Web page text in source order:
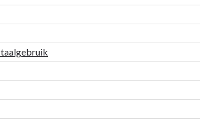
taalgebruik